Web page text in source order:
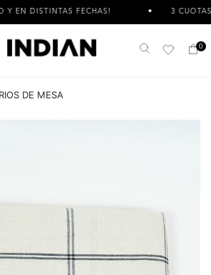
FECHAS! 3 CUOTAS SIN
Buscar 0
DE MESA